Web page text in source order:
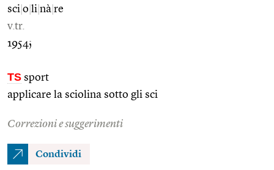
sci o li nà re
v.tr.
1954;
TS sport
applicare la sciolina sotto gli sci
Correzioni e suggerimenti
Condividi